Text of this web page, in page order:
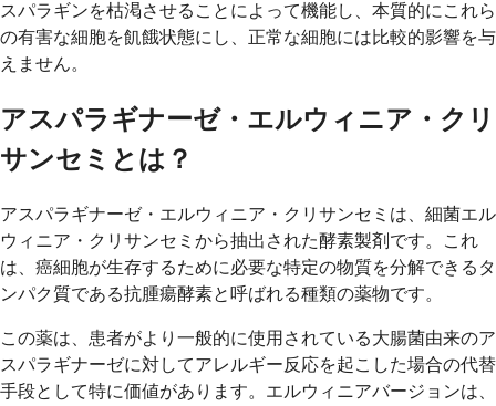
スパラギンを枯渇させることによって機能し、本質的にこれら
の有害な細胞を飢餓状態にし、正常な細胞には比較的影響を与
えません。
アスパラギナーゼ・エルウィニア・クリ
サンセミとは？
アスパラギナーゼ・エルウィニア・クリサンセミは、細菌エル
ウィニア・クリサンセミから抽出された酵素製剤です。これ
は、癌細胞が生存するために必要な特定の物質を分解できるタ
ンパク質である抗腫瘍酵素と呼ばれる種類の薬物です。
この薬は、患者がより一般的に使用されている大腸菌由来のア
スパラギナーゼに対してアレルギー反応を起こした場合の代替
手段として特に価値があります。エルウィニアバージョンは、